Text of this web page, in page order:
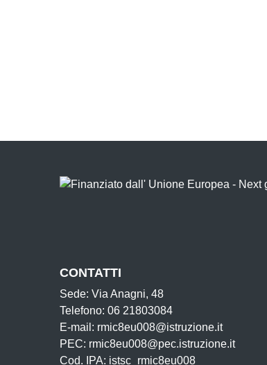
CONTATTI
Sede: Via Anagni, 48
Telefono: 06 21803084
E-mail: rmic8eu008@istruzione.it
PEC: rmic8eu008@pec.istruzione.it
Cod. IPA: istsc_rmic8eu008